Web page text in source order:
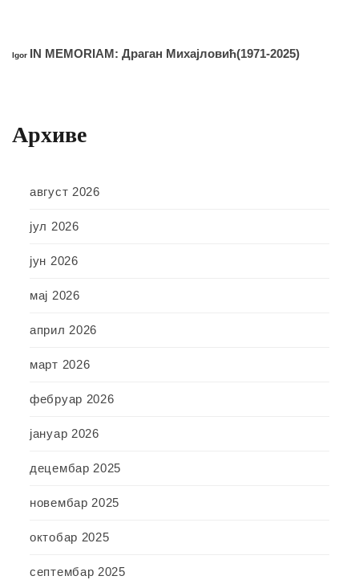
Igor IN MEMORIAM: Драган Михајловић(1971-2025)
Архиве
август 2026
јул 2026
јун 2026
мај 2026
април 2026
март 2026
фебруар 2026
јануар 2026
децембар 2025
новембар 2025
октобар 2025
септембар 2025